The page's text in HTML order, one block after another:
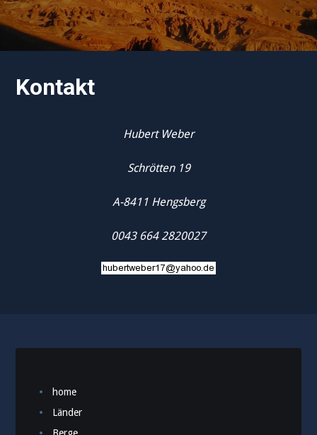
Kontakt
Hubert Weber
Schrötten 19
A-8411 Hengsberg
0043 664 2820027
home
Länder